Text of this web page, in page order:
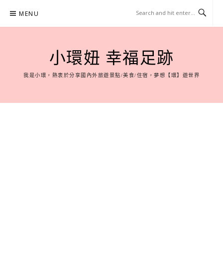
content
MENU
小環妞 幸福足跡
我是小環，熱衷於分享國內外旅遊景點/美食/住宿，夢想【環】遊世界